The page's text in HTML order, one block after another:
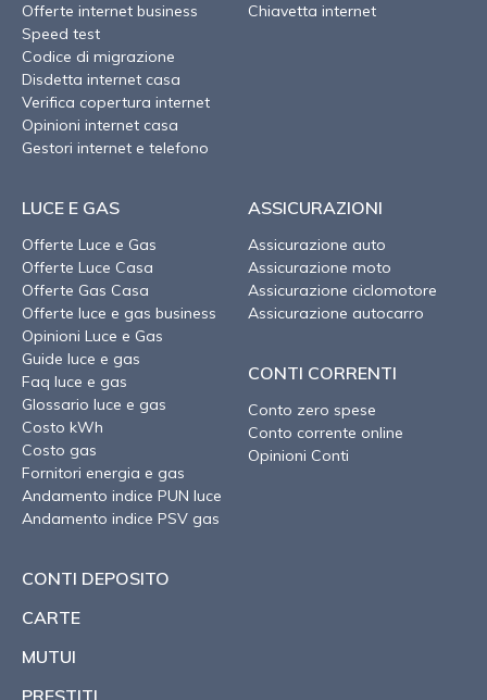
Offerte internet business
Speed test
Codice di migrazione
Disdetta internet casa
Verifica copertura internet
Opinioni internet casa
Gestori internet e telefono
Chiavetta internet
LUCE E GAS
Offerte Luce e Gas
Offerte Luce Casa
Offerte Gas Casa
Offerte luce e gas business
Opinioni Luce e Gas
Guide luce e gas
Faq luce e gas
Glossario luce e gas
Costo kWh
Costo gas
Fornitori energia e gas
Andamento indice PUN luce
Andamento indice PSV gas
ASSICURAZIONI
Assicurazione auto
Assicurazione moto
Assicurazione ciclomotore
Assicurazione autocarro
CONTI CORRENTI
Conto zero spese
Conto corrente online
Opinioni Conti
CONTI DEPOSITO
CARTE
MUTUI